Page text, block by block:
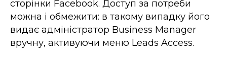
сторінки Facebook. Доступ за потреби
можна і обмежити: в такому випадку його
видає адміністратор Business Manager
вручну, активуючи меню Leads Access.